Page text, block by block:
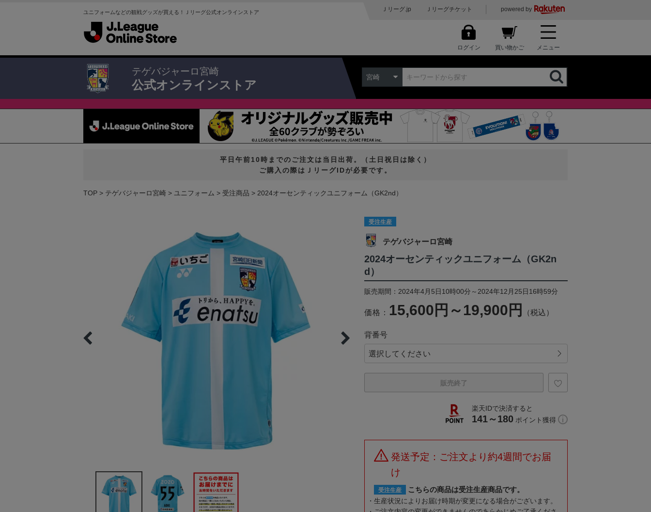
ユニフォームなどの観戦グッズが買える！Ｊリーグ公式オンラインストア Ｊリーグ.jp Ｊリーグチケット powered by
ログイン 買い物かご メニュー
テゲバジャーロ宮崎
公式オンラインストア
宮崎
平日午前10時までのご注文は当日出荷。（土日祝日は除く）
ご購入の際はＪリーグIDが必要です。
TOP テゲバジャーロ宮崎 ユニフォーム 受注商品 2024オーセンティックユニフォーム（GK2nd）
受注生産
テゲバジャーロ宮崎
2024オーセンティックユニフォーム（GK2n
d）
販売期間：2024年4月5日10時00分～2024年12月25日16時59分
価格： 15,600円～19,900円 （税込）
背番号
販売終了
楽天IDで決済すると
141～180 ポイント獲得
発送予定：ご注文より約4週間でお届
け
受注生産 こちらの商品は受注生産商品です。
生産状況によりお届け時期が変更になる場合がございます。